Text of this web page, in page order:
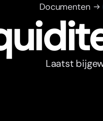
Documenten
Laatst